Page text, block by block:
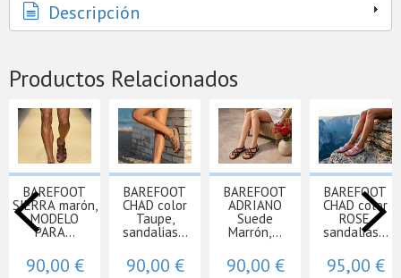
Descripción
Productos Relacionados
BAREFOOT
SIERRA marón,
MODELO
PARA...
90,00 €
BAREFOOT
CHAD color
Taupe,
sandalias...
90,00 €
BAREFOOT
ADRIANO
Suede
Marrón,...
90,00 €
BAREFOOT
CHAD color
ROSE,
sandalias...
95,00 €